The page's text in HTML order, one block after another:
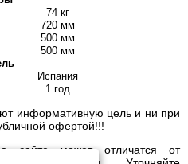
74 кг
720 мм
500 мм
500 мм
Испания
1 год
информативную цель и ни при
офертой!!!
сайте может отличатся от